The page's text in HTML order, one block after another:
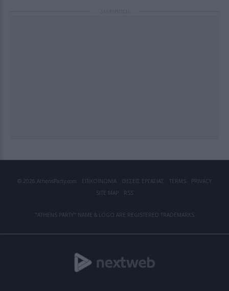
© 2026 AthensParty.com ΕΠΙΚΟΙΝΩΝΙΑ ΘΕΣΕΙΣ ΕΡΓΑΣΙΑΣ TERMS
PRIVACY
SITE MAP
RSS
"ATHENS PARTY" NAME & LOGO ARE REGISTERED TRADEMARKS